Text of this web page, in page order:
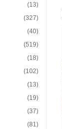
(13)
(327)
(40)
(519)
(18)
(102)
(13)
(19)
(37)
(81)